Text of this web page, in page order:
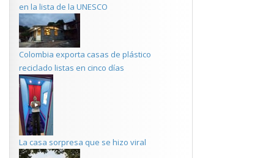
en la lista de la UNESCO
Colombia exporta casas de plástico
reciclado listas en cinco días
La casa sorpresa que se hizo viral